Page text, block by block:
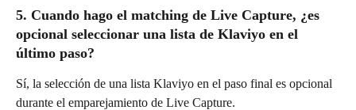
5. Cuando hago el matching de Live Capture, ¿es
opcional seleccionar una lista de Klaviyo en el
último paso?
Sí, la selección de una lista Klaviyo en el paso final es opcional
durante el emparejamiento de Live Capture.